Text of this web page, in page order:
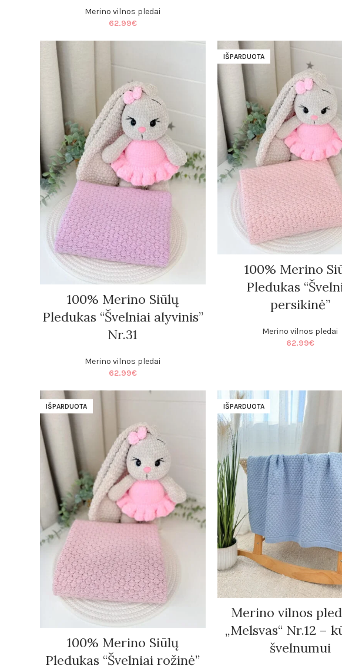
Merino vilnos pledai
62.99€
100% Merino Siūlų
Pledukas “Švelniai alyvinis”
Nr.31
Merino vilnos pledai
62.99€
IŠPARDUOTA
100% Merino
Pledukas
persikinė”
Merino vilnos pledai
62.99€
IŠPARDUOTA
100% Merino Siūlų
Pledukas “Švelniai rožinė”
IŠPARDUOTA
Merino vilnos
„Melsvas“ Nr.12 –
švelnumui